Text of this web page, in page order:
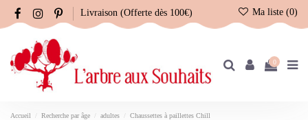
Livraison (Offerte dès 100€) Ma liste (0)
0
Accueil Recherche par âge adultes Chaussettes à paillettes Chill